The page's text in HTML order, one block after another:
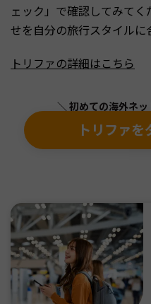
ェック」で確認してみて
せを自分の旅行スタイルに
トリファの詳細はこちら
＼ 初めての海外ネ
トリファ